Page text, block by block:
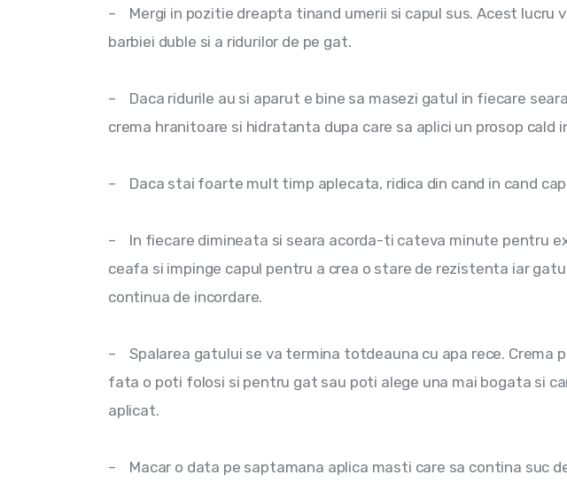
–    Mergi in pozitie dreapta tinand umerii si capul sus. Acest lucru
barbiei duble si a ridurilor de pe gat.
–    Daca ridurile au si aparut e bine sa masezi gatul in fiecare
crema hranitoare si hidratanta dupa care sa aplici un prosop cald
–    Daca stai foarte mult timp aplecata, ridica din cand in cand
–    In fiecare dimineata si seara acorda-ti cateva minute pentru
ceafa si impinge capul pentru a crea o stare de rezistenta iar
continua de incordare.
–    Spalarea gatului se va termina totdeauna cu apa rece. Crema
fata o poti folosi si pentru gat sau poti alege una mai bogata si
aplicat.
–    Macar o data pe saptamana aplica masti care sa contina suc